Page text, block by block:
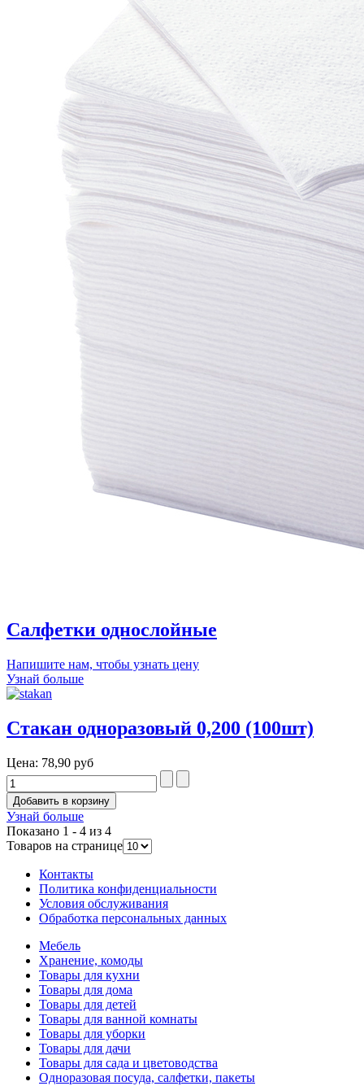
Салфетки однослойные
Напишите нам, чтобы узнать цену
Узнай больше
Стакан одноразовый 0,200 (100шт)
Цена: 78,90 руб
Узнай больше
Показано 1 - 4 из 4
Товаров на странице
Контакты
Политика конфиденциальности
Условия обслуживания
Обработка персональных данных
Мебель
Хранение, комоды
Товары для кухни
Товары для дома
Товары для детей
Товары для ванной комнаты
Товары для уборки
Товары для дачи
Товары для сада и цветоводства
Одноразовая посуда, салфетки, пакеты